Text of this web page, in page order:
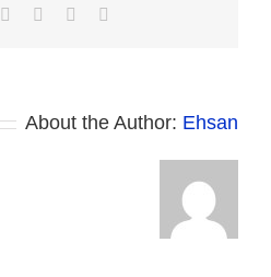
Facebook
Twitter
About the Author: Ehsan